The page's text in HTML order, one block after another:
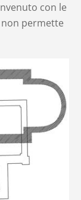
con le
permette